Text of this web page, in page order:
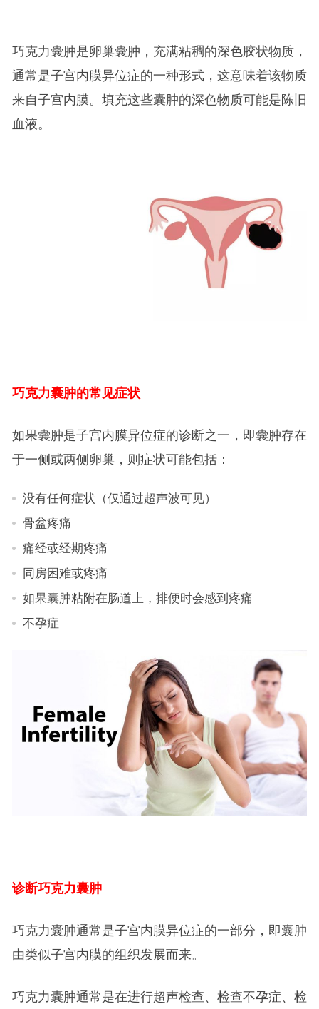
巧克力囊肿是卵巢囊肿，充满粘稠的深色胶状物质，
通常是子宫内膜异位症的一种形式，这意味着该物质
来自子宫内膜。填充这些囊肿的深色物质可能是陈旧
血液。
巧克力囊肿的常见症状
如果囊肿是子宫内膜异位症的诊断之一，即囊肿存在
于一侧或两侧卵巢，则症状可能包括：
没有任何症状（仅通过超声波可见）
骨盆疼痛
痛经或经期疼痛
同房困难或疼痛
如果囊肿粘附在肠道上，排便时会感到疼痛
不孕症
诊断巧克力囊肿
巧克力囊肿通常是子宫内膜异位症的一部分，即囊肿
由类似子宫内膜的组织发展而来。
巧克力囊肿通常是在进行超声检查、检查不孕症、检